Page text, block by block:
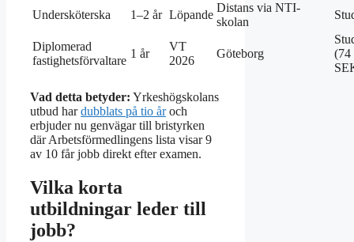
Undersköterska 1–2 år Löpande
Distans via NTI-
skolan
Diplomerad
fastighetsförvaltare
1 år
VT
2026
Göteborg
(74
Vad detta betyder: Yrkeshögskolans
utbud hardubblats på tio åroch
erbjuder nu genvägar till bristyrken
där Arbetsförmedlingens lista visar 9
av 10 får jobb direkt efter examen.
Vilka korta
utbildningar leder till
jobb?